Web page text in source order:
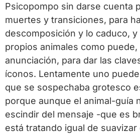
Psicopompo sin darse cuenta
muertes y transiciones, para
descomposición y lo caduco,
propios animales como puede,
anunciación, para dar las
íconos. Lentamente uno
que se sospechaba grotesco
porque aunque el animal-guía
escindir del mensaje -que es
está tratando igual de suavizar